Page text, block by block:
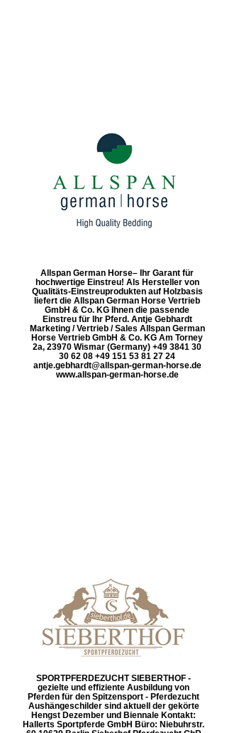
Allspan German Horse– Ihr Garant für
hochwertige Einstreu! Als Hersteller von
Qualitäts-Einstreuprodukten auf Holzbasis
liefert die Allspan German Horse Vertrieb
GmbH & Co. KG Ihnen die passende
Einstreu für Ihr Pferd. Antje Gebhardt
Marketing / Vertrieb / Sales Allspan German
Horse Vertrieb GmbH & Co. KG Am Torney
2a, 23970 Wismar (Germany) +49 3841 30
30 62 08 +49 151 53 81 27 24
antje.gebhardt@allspan-german-horse.de
www.allspan-german-horse.de
SPORTPFERDEZUCHT SIEBERTHOF -
gezielte und effiziente Ausbildung von
Pferden für den Spitzensport - Pferdezucht
Aushängeschilder sind aktuell der gekörte
Hengst Dezember und Biennale Kontakt:
Hallerts Sportpferde GmbH Büro: Niebuhrstr.